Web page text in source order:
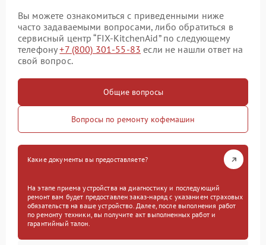
Вы можете ознакомиться с приведенными ниже
часто задаваемыми вопросами, либо обратиться в
сервисный центр “FIX-KitchenAid” по следующему
телефону+7 (800) 301-55-83 если не нашли ответ на
свой вопрос.
Общие вопросы
Вопросы по ремонту кофемашин
Какие документы вы предоставляете?
На этапе приема устройства на диагностику и последующий
ремонт вам будет предоставлен заказ-наряд с указанием страховых
обязательств на ваше устройство. Далее, после выполнения работ
по ремонту техники, вы получите акт выполненных работ и
гарантийный талон.